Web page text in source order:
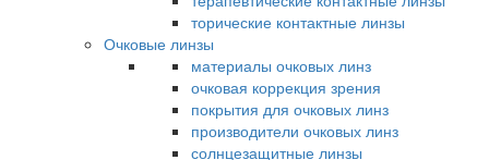
торические контактные линзы
Очковые линзы
материалы очковых линз
очковая коррекция зрения
покрытия для очковых линз
производители очковых линз
солнцезащитные линзы